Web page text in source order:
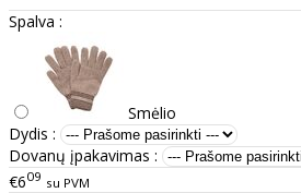
Spalva :
Smėlio
Dydis :
Dovanų įpakavimas :
€609 su PVM